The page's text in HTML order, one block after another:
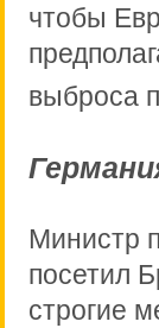
чтобы
выброса
Министр
посетил
строгие